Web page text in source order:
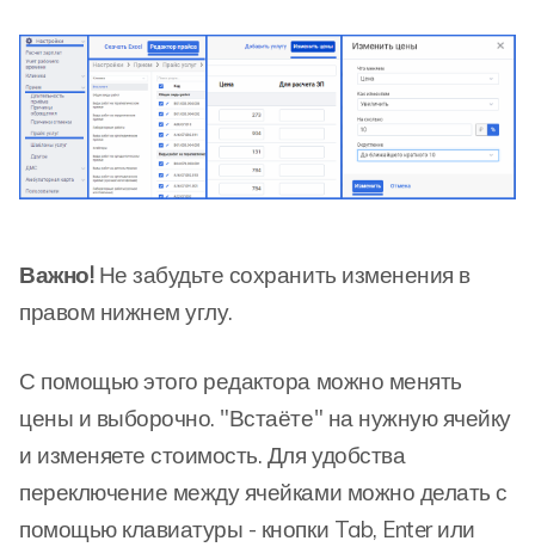
Важно!Не забудьте сохранить изменения в
правом нижнем углу.
С помощью этого редактора можно менять
цены и выборочно. "Встаёте" на нужную ячейку
и изменяете стоимость. Для удобства
переключение между ячейками можно делать с
помощью клавиатуры - кнопки Tab, Enter или